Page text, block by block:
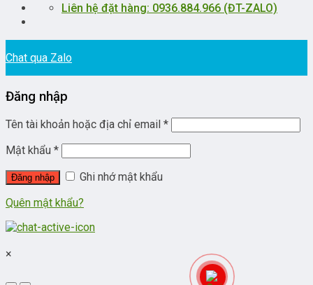
Liên hệ đặt hàng: 0936.884.966 (ĐT-ZALO)
Chat qua Zalo
Đăng nhập
Tên tài khoản hoặc địa chỉ email *
Mật khẩu *
Đăng nhập
Ghi nhớ mật khẩu
Quên mật khẩu?
×